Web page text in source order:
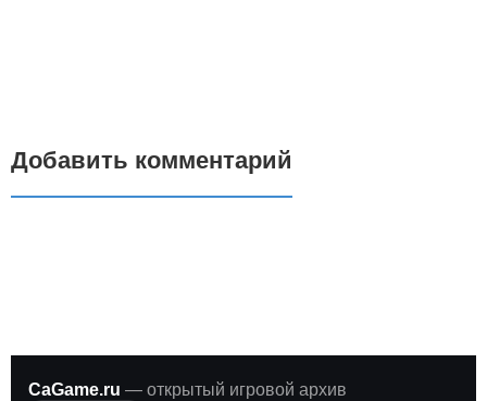
Добавить комментарий
CaGame.ru — открытый игровой архив